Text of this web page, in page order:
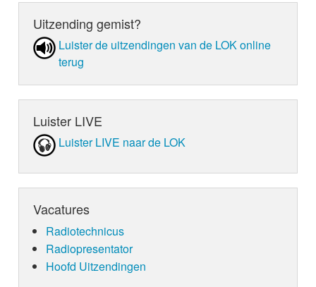
Uitzending gemist?
Luister de uit­zen­din­gen van de LOK online
terug
Luister LIVE
Luister LIVE naar de LOK
Vacatures
Radiotechnicus
Radiopresentator
Hoofd Uitzendingen